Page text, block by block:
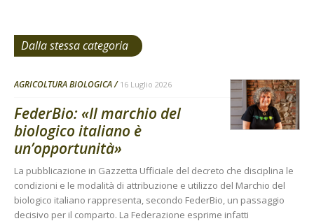
Dalla stessa categoria
AGRICOLTURA BIOLOGICA 16 Luglio 2026
FederBio: «Il marchio del
biologico italiano è
un’opportunità»
La pubblicazione in Gazzetta Ufficiale del decreto che disciplina le
condizioni e le modalità di attribuzione e utilizzo del Marchio del
biologico italiano rappresenta, secondo FederBio, un passaggio
decisivo per il comparto. La Federazione esprime infatti